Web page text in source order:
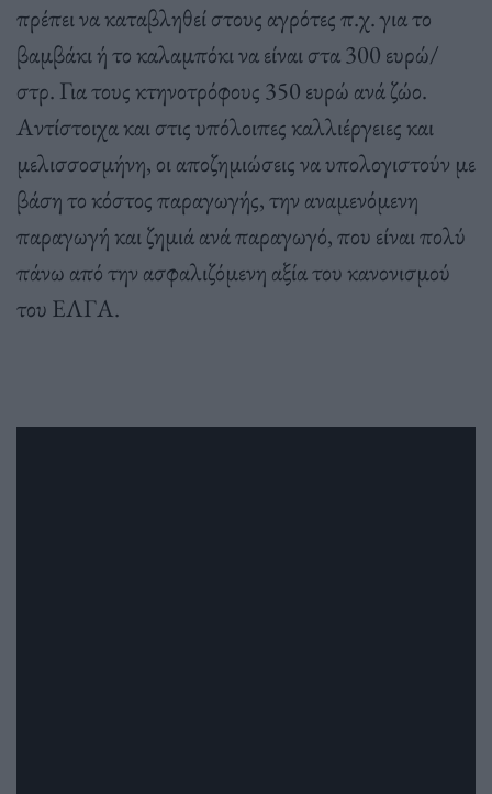
πρέπει να καταβληθεί στους αγρότες π.χ. για το
βαμβάκι ή το καλαμπόκι να είναι στα 300 ευρώ/
στρ. Για τους κτηνοτρόφους 350 ευρώ ανά ζώο.
Αντίστοιχα και στις υπόλοιπες καλλιέργειες και
μελισσοσμήνη, οι αποζημιώσεις να υπολογιστούν με
βάση το κόστος παραγωγής, την αναμενόμενη
παραγωγή και ζημιά ανά παραγωγό, που είναι πολύ
πάνω από την ασφαλιζόμενη αξία του κανονισμού
του ΕΛΓΑ.